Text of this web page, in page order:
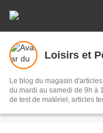
Loisirs et
Le blog du magasin
du mardi au samedi de 9h à
de test de matériel, articles